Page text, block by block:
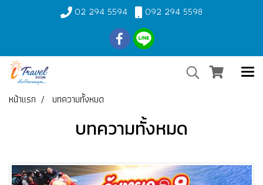
02 294 5594 092 294 5598
หน้าแรก บทความทั้งหมด
บทความทั้งหมด